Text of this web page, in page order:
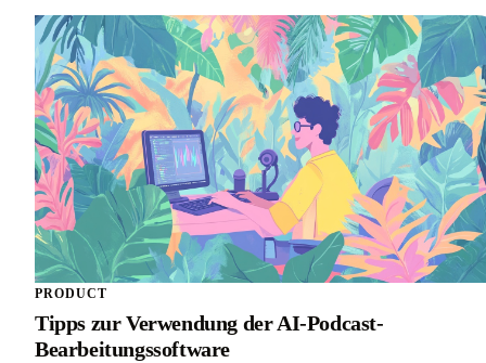
03 Preisgestaltung
04 Über uns
PRODUCT
Tipps zur Verwendung der AI-Podcast-
Bearbeitungssoftware